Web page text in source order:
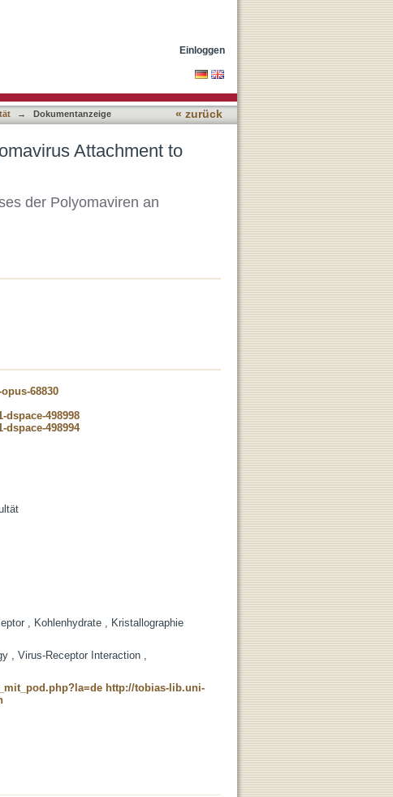
Einloggen
→ Dokumentanzeige « zurück
Attachment to
der Polyomaviren an
68830
498998
498994
, Kohlenhydrate , Kristallographie
, Virus-Receptor Interaction ,
http://tobias-lib.uni-